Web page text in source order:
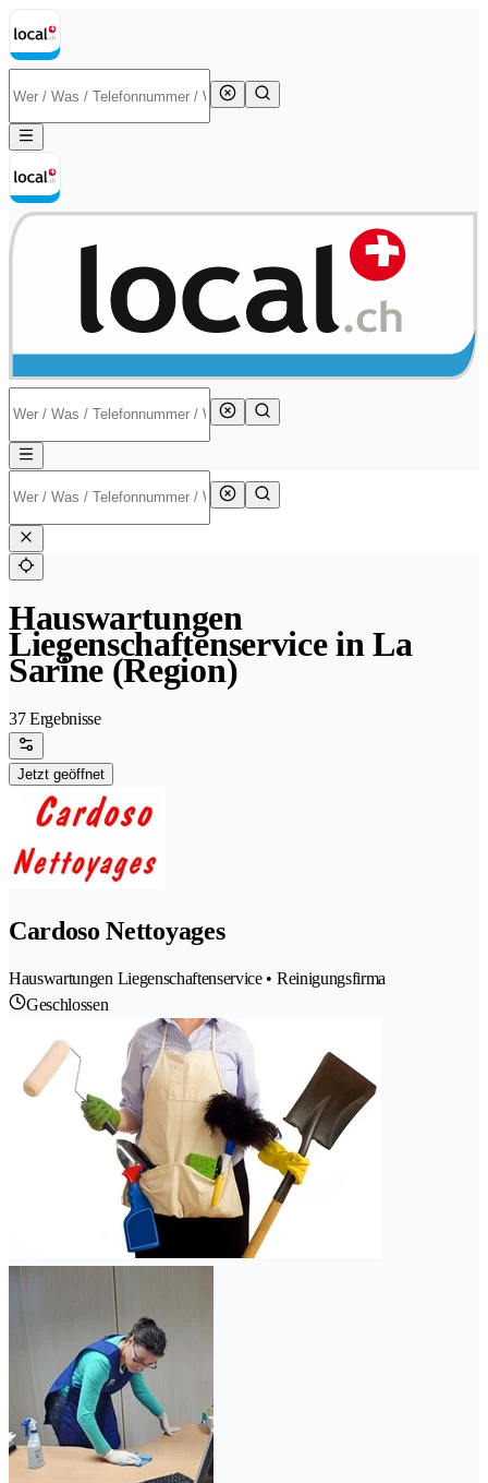
Hauswartungen
Liegenschaftenservice in La
Sarine (Region)
37 Ergebnisse
Jetzt geöffnet
Cardoso Nettoyages
Hauswartungen Liegenschaftenservice • Reinigungsfirma
Geschlossen